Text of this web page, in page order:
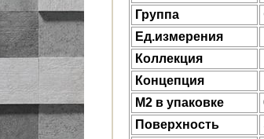
Группа
Ед.измерения
Коллекция
Концепция
М2 в упаковке
Поверхность